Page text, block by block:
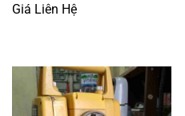
Giá Liên Hệ